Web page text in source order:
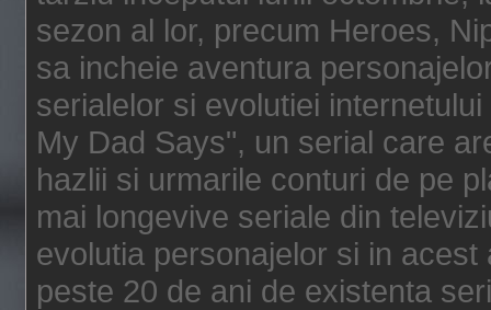
sezon al lor, precum Heroes,
sa incheie aventura
serialelor si evolutiei
My Dad Says", un serial care
hazlii si urmarile conturi de pe
mai longevive seriale din
evolutia personajelor si in
peste 20 de ani de existenta